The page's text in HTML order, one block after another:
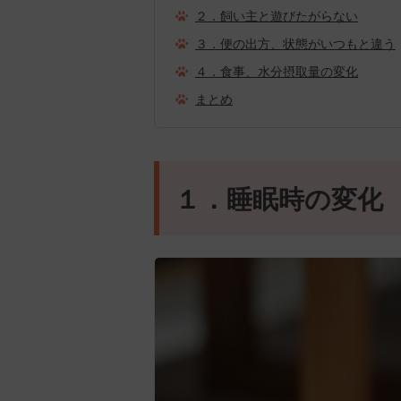
２．飼い主と遊びたがらない
３．便の出方、状態がいつもと違う
４．食事、水分摂取量の変化
まとめ
１．睡眠時の変化